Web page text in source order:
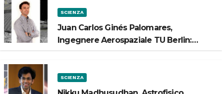
SCIENZA
Juan Carlos Ginés Palomares,
Ingegnere Aerospaziale TU Berlin:
SCIENZA